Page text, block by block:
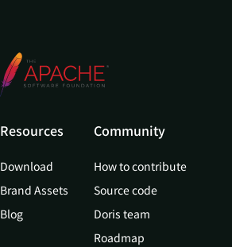
Resources
Download
Brand Assets
Blog
Community
How to contribute
Source code
Doris team
Roadmap